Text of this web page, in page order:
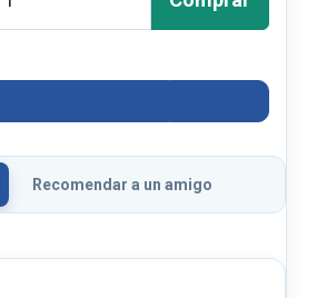
Recomendar a un amigo